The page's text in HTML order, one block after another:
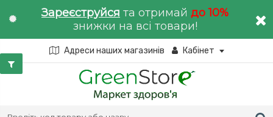
Зареєструйся та отримай до 10%
знижки на всі товари!
Адреси наших магазинів Кабінет